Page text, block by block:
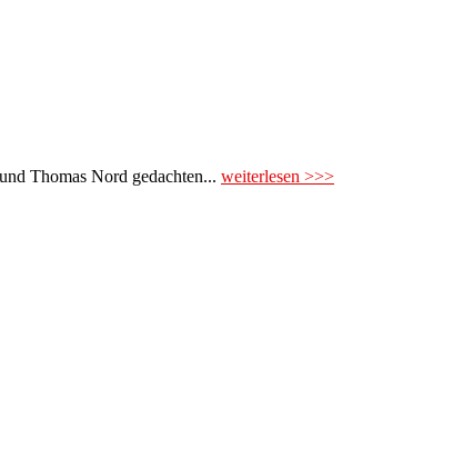
Thomas Nord gedachten... weiterlesen >>>